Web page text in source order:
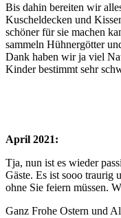
Bis dahin bereiten wir
Kuscheldecken und
schöner für sie machen
sammeln Hühnergötter
Dank haben wir ja viel
Kinder bestimmt sehr
April 2021:
Tja, nun ist es wieder
Gäste. Es ist sooo traurig
ohne Sie feiern müssen.
Ganz Frohe Ostern und